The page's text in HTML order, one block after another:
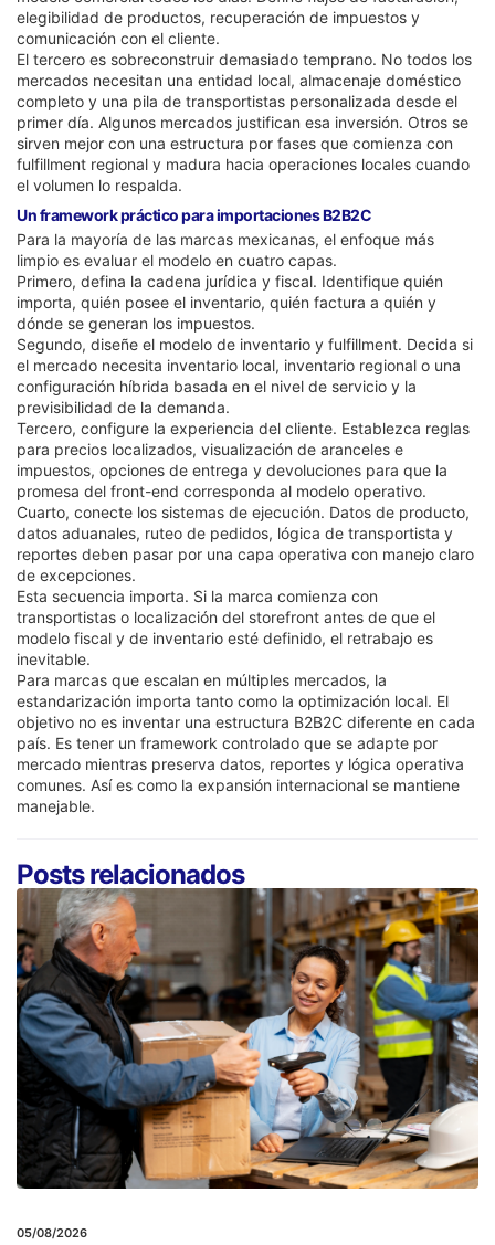
elegibilidad de productos, recuperación de impuestos y
comunicación con el cliente.
El tercero es sobreconstruir demasiado temprano. No todos los
mercados necesitan una entidad local, almacenaje doméstico
completo y una pila de transportistas personalizada desde el
primer día. Algunos mercados justifican esa inversión. Otros se
sirven mejor con una estructura por fases que comienza con
fulfillment regional y madura hacia operaciones locales cuando
el volumen lo respalda.
Un framework práctico para importaciones B2B2C
Para la mayoría de las marcas mexicanas, el enfoque más
limpio es evaluar el modelo en cuatro capas.
Primero, defina la cadena jurídica y fiscal. Identifique quién
importa, quién posee el inventario, quién factura a quién y
dónde se generan los impuestos.
Segundo, diseñe el modelo de inventario y fulfillment. Decida si
el mercado necesita inventario local, inventario regional o una
configuración híbrida basada en el nivel de servicio y la
previsibilidad de la demanda.
Tercero, configure la experiencia del cliente. Establezca reglas
para precios localizados, visualización de aranceles e
impuestos, opciones de entrega y devoluciones para que la
promesa del front-end corresponda al modelo operativo.
Cuarto, conecte los sistemas de ejecución. Datos de producto,
datos aduanales, ruteo de pedidos, lógica de transportista y
reportes deben pasar por una capa operativa con manejo claro
de excepciones.
Esta secuencia importa. Si la marca comienza con
transportistas o localización del storefront antes de que el
modelo fiscal y de inventario esté definido, el retrabajo es
inevitable.
Para marcas que escalan en múltiples mercados, la
estandarización importa tanto como la optimización local. El
objetivo no es inventar una estructura B2B2C diferente en cada
país. Es tener un framework controlado que se adapte por
mercado mientras preserva datos, reportes y lógica operativa
comunes. Así es como la expansión internacional se mantiene
manejable.
Posts relacionados
05/08/2026